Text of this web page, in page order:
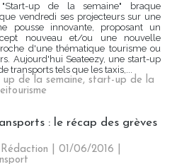
up de la semaine" braque
vendredi ses projecteurs sur une
pousse innovante, proposant un
nouveau et/ou une nouvelle
d'une thématique tourisme ou
Aujourd'hui Seateezy, une start-up
transports tels que les taxis,...
de la semaine, start-up de la
: le récap des grèves
| 01/06/2016